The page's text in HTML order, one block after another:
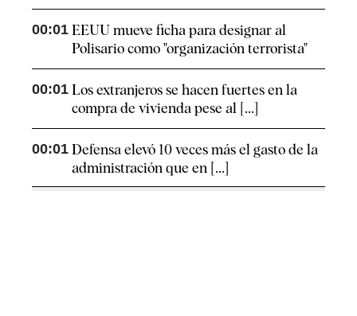
00:01 EEUU mueve ficha para designar al
Polisario como "organización terrorista"
00:01 Los extranjeros se hacen fuertes en la
compra de vivienda pese al [...]
00:01 Defensa elevó 10 veces más el gasto de la
administración que en [...]